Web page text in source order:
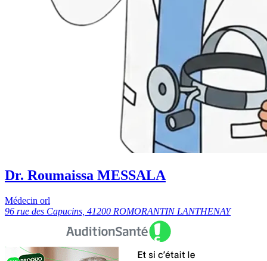
Dr. Roumaissa MESSALA
Médecin orl
96 rue des Capucins, 41200 ROMORANTIN LANTHENAY